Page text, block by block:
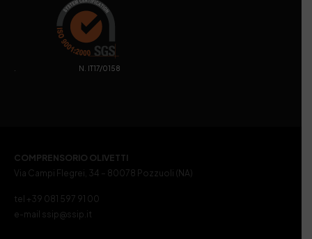
. N. IT17/0158
COMPRENSORIO OLIVETTI
Via Campi Flegrei, 34 – 80078 Pozzuoli (NA)
tel +39 081 597 91 00
e-mail ssip@ssip.it